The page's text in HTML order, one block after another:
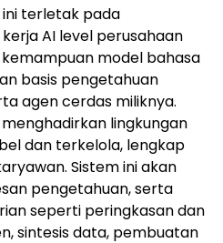
terletak pada
AI level perusahaan
model bahasa
basis pengetahuan
agen cerdas miliknya.
lingkungan
dan terkelola, lengkap
Sistem ini akan
pengetahuan, serta
seperti peringkasan dan
sintesis data, pembuatan